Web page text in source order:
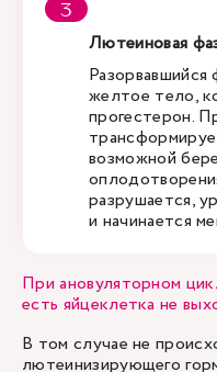
Лютеиновая
желтое тело,
прогестерон.
возможной
разрушается,
и начинается
При ановуляторном
есть яйцеклетка не
В том случае не
лютеинизирующего